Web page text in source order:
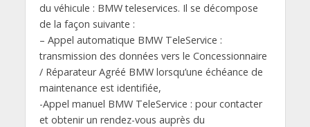
du véhicule : BMW teleservices. Il se décompose
de la façon suivante :
– Appel automatique BMW TeleService :
transmission des données vers le Concessionnaire
/ Réparateur Agréé BMW lorsqu’une échéance de
maintenance est identifiée,
-Appel manuel BMW TeleService : pour contacter
et obtenir un rendez-vous auprès du